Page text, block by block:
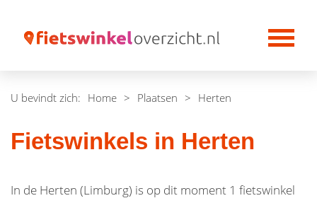
U bevindt zich: Home > Plaatsen > Herten
Fietswinkels in Herten
In de Herten (Limburg) is op dit moment 1 fietswinkel